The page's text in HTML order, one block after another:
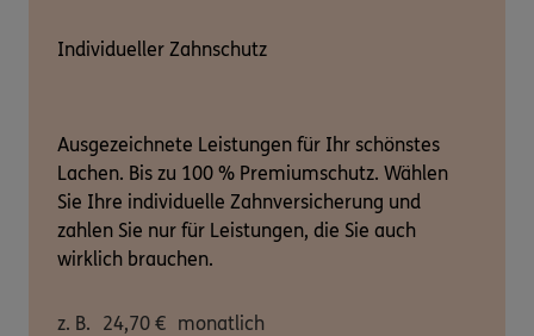
Individueller Zahnschutz
Ausgezeichnete Leistungen für Ihr schönstes
Lachen. Bis zu 100 % Premiumschutz. Wählen
Sie Ihre individuelle Zahnversicherung und
zahlen Sie nur für Leistungen, die Sie auch
wirklich brauchen.
z. B. 24,70 € monatlich